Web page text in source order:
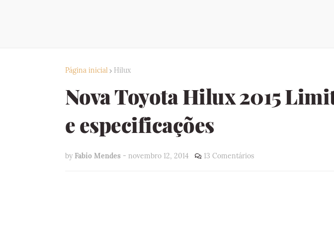
Página inicial Hilux
Nova Toyota Hilux 2015
e especificações
by Fabio Mendes - novembro 12, 2014 13 Comentários